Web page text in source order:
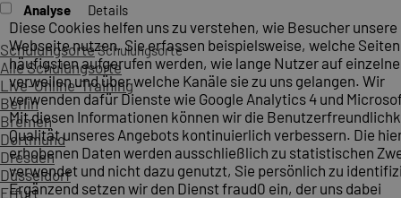
SchulungsorteSchulungsorte
Alle Schulungsorte
Live-Online-Training
Berlin
Bremen
Dortmund
Dresden
Düsseldorf
Erfurt
Analyse Details
Diese Cookies helfen uns zu verstehen, wie Besucher unsere
Webseite nutzen. Sie erfassen beispielsweise, welche
häufigsten aufgerufen werden, wie lange Nutzer auf
verweilen und über welche Kanäle sie zu uns gelangen. Wir
verwenden dafür Dienste wie Google Analytics 4 und
Mit diesen Informationen können wir die
Qualität unseres Angebots kontinuierlich verbessern. Die
erhobenen Daten werden ausschließlich zu statistischen
verwendet und nicht dazu genutzt, Sie persönlich zu
Ergänzend setzen wir den Dienst fraud0 ein, der uns dabei